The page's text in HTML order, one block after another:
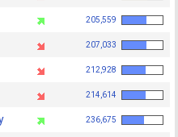
205,559
207,033
212,928
214,614
236,675